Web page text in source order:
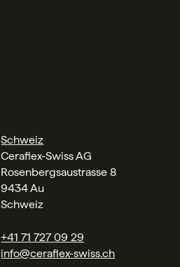
Schweiz
Ceraflex-Swiss AG
Rosenbergsaustrasse 8
9434 Au
Schweiz
+41 71 727 09 29
info@ceraflex-swiss.ch